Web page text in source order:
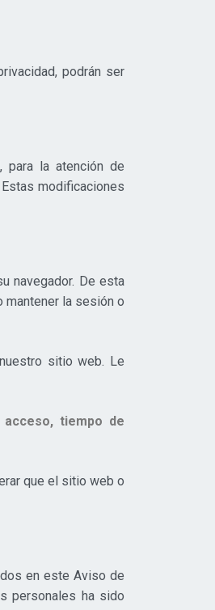
podrán ser
para la atención de
modificaciones
navegador. De esta
mantener la sesión o
sitio web. Le
tiempo de
que el sitio web o
en este Aviso de
personales ha sido